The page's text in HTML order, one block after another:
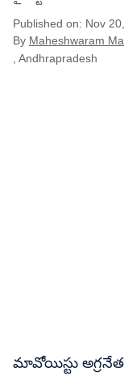
Published on: Nov
By Maheshwaram
, Andhrapradesh
మావోయిస్టు